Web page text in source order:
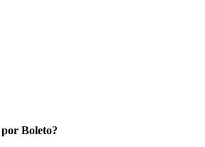
Boleto?